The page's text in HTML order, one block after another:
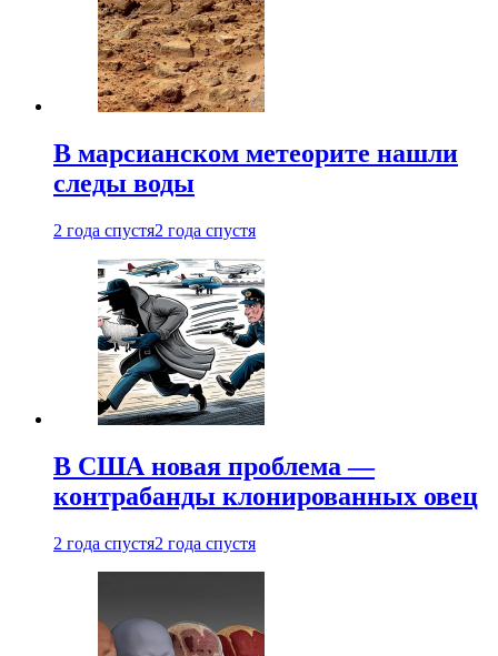
В марсианском метеорите нашли
следы воды
2 года спустя2 года спустя
В США новая проблема —
контрабанды клонированных овец
2 года спустя2 года спустя